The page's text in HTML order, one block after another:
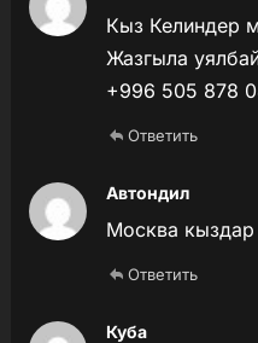
Кыз Келиндер
Жазгыла
+996 505 878
Ответить
Автондил
Москва
Ответить
Куба